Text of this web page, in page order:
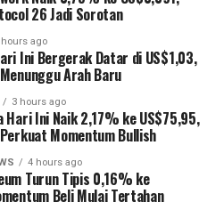
26 Jadi Sorotan
hours ago
Ini Bergerak Datar di US$1,03,
Arah Baru
3 hours ago
Hari Ini Naik 2,17% ke US$75,95,
Momentum Bullish
4 hours ago
Turun Tipis 0,16% ke
Beli Mulai Tertahan